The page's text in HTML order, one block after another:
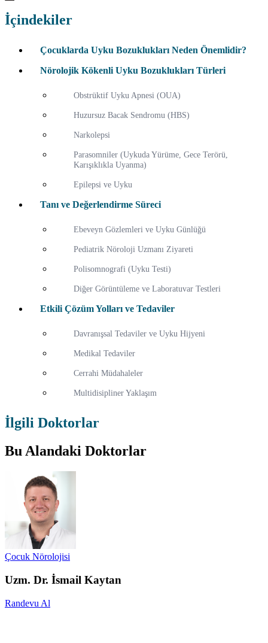
İçindekiler
Çocuklarda Uyku Bozuklukları Neden Önemlidir?
Nörolojik Kökenli Uyku Bozuklukları Türleri
Obstrüktif Uyku Apnesi (OUA)
Huzursuz Bacak Sendromu (HBS)
Narkolepsi
Parasomniler (Uykuda Yürüme, Gece Terörü,
Karışıklıkla Uyanma)
Epilepsi ve Uyku
Tanı ve Değerlendirme Süreci
Ebeveyn Gözlemleri ve Uyku Günlüğü
Pediatrik Nöroloji Uzmanı Ziyareti
Polisomnografi (Uyku Testi)
Diğer Görüntüleme ve Laboratuvar Testleri
Etkili Çözüm Yolları ve Tedaviler
Davranışsal Tedaviler ve Uyku Hijyeni
Medikal Tedaviler
Cerrahi Müdahaleler
Multidisipliner Yaklaşım
İlgili Doktorlar
Bu Alandaki Doktorlar
Çocuk Nörolojisi
Uzm. Dr. İsmail Kaytan
Randevu Al